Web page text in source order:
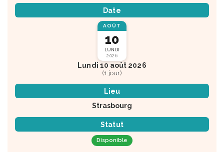
Date
AOÛT
10
LUNDI
2026
Lundi 10 août 2026
(1 jour)
Lieu
Strasbourg
Statut
Disponible